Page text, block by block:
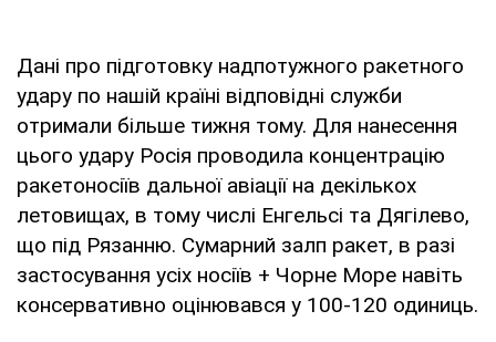
Дані про підготовку надпотужного ракетного
удару по нашій країні відповідні служби
отримали більше тижня тому. Для нанесення
цього удару Росія проводила концентрацію
ракетоносіїв дальної авіації на декількох
летовищах, в тому числі Енгельсі та Дягілево,
що під Рязанню. Сумарний залп ракет, в разі
застосування усіх носіїв + Чорне Море навіть
консервативно оцінювався у 100-120 одиниць.